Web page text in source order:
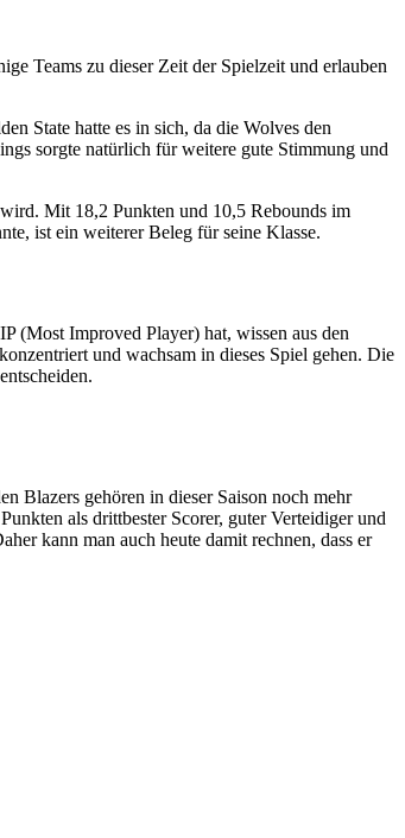
Teams zu dieser Zeit der Spielzeit und erlauben
State hatte es in sich, da die Wolves den
sorgte natürlich für weitere gute Stimmung und
Mit 18,2 Punkten und 10,5 Rebounds im
ist ein weiterer Beleg für seine Klasse.
(Most Improved Player) hat, wissen aus den
und wachsam in dieses Spiel gehen. Die
Blazers gehören in dieser Saison noch mehr
als drittbester Scorer, guter Verteidiger und
kann man auch heute damit rechnen, dass er